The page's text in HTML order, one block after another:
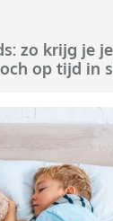
zo krijg je je
op tijd in